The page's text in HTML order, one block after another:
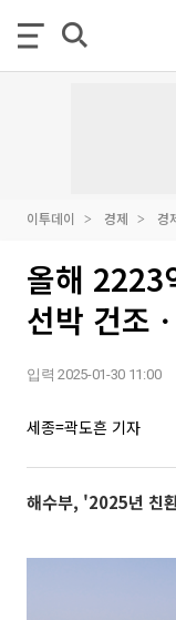
이투데이 경제 경
올해 2223
선박 건조
입력 2025-01-30 11:00
세종=곽도흔 기자
해수부, '2025년 친